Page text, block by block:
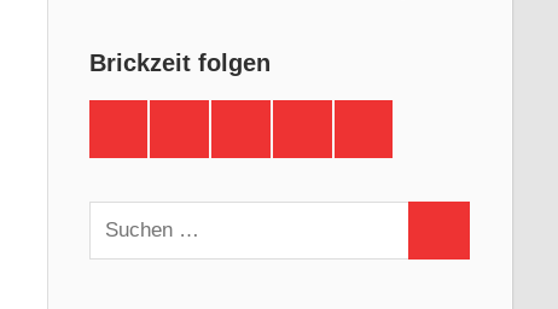
Brickzeit folgen
Suchen
nach: